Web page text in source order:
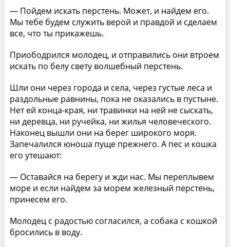
— Пойдем искать перстень. Может, и найдем его.
Мы тебе будем служить верой и правдой и сделаем
все, что ты прикажешь.
Приободрился молодец, и отправились они втроем
искать по белу свету волшебный перстень.
Шли они через города и села, через густые леса и
раздольные равнины, пока не оказались в пустыне.
Нет ей конца-края, ни травинки на ней не сыскать,
ни деревца, ни ручейка, ни жилья человеческого.
Наконец вышли они на берег широкого моря.
Запечалился юноша пуще прежнего. А пес и кошка
его утешают:
— Оставайся на берегу и жди нас. Мы переплывем
море и если найдем за морем железный перстень,
принесем его.
Молодец с радостью согласился, а собака с кошкой
бросились в воду.